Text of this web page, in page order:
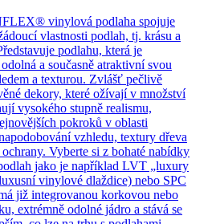
vinylová podlaha spojuje
vlastnosti podlah, tj. krásu a
podlahu, která je
a současně atraktivní svou
a texturou. Zvlášť pečlivě
dekory, které ožívají v množství
vysokého stupně realismu,
pokroků v oblasti
vzhledu, textury dřeva
Vyberte si z bohaté nabídky
jako je například LVT „luxury
vinylové dlaždice) nebo SPC
již integrovanou korkovou nebo
extrémně odolné jádro a stává se